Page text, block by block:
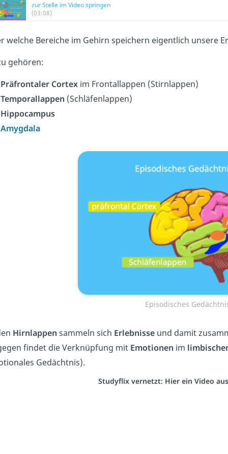
zur Stelle im Video springen
(03:08)
welche Bereiche im Gehirn speichern eigentlich unsere
gehören:
Präfrontaler Cortexim Frontallappen (Stirnlappen)
Temporallappen (Schläfenlappen)
Hippocampus
Amygdala
Episodisches
Hirnlappen sammeln sich Erlebnisseund damit
findet die Verknüpfung mit Emotionen im
Gedächtnis).
Studyflix vernetzt: Hier ein Video